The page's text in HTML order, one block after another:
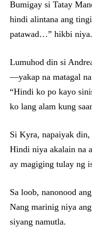
Bumigay si Tatay
hindi alintana ang
patawad…” hikbi
Lumuhod din si
—yakap na matagal
“Hindi ko po kayo
ko lang alam kung
Si Kyra, napaiyak
Hindi niya akalain na
ay magiging tulay ng
Sa loob, nanonood
Nang marinig niya
siyang namutla.